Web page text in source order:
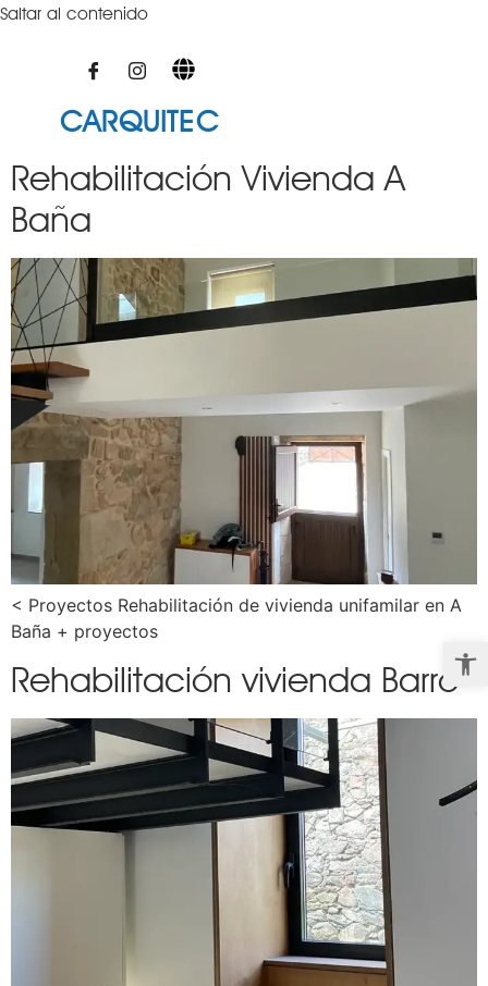
Saltar al contenido
CARQUITEC
Rehabilitación Vivienda A
Baña
< Proyectos Rehabilitación de vivienda unifamilar en A
Baña + proyectos
Rehabilitación vivienda Barro
Abrir